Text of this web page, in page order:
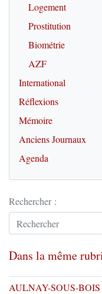
Logement
Prostitution
Biométrie
AZF
International
Réflexions
Mémoire
Anciens Journaux
Agenda
Rechercher :
Dans la même
AULNAY-SOUS-